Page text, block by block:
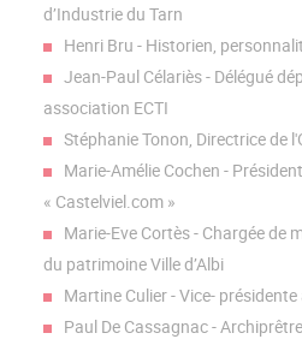
d’Industrie du Tarn
Henri Bru - Historien,
Jean-Paul Célariès - Délégué
association ECTI
Stéphanie Tonon, Directrice de
Marie-Amélie Cochen -
« Castelviel.com »
Marie-Eve Cortès - Chargée de
du patrimoine Ville d’Albi
Martine Culier - Vice-
Paul De Cassagnac -